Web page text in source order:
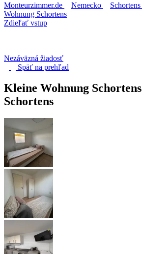
Monteurzimmer.de
Nemecko Schortens
Wohnung Schortens
Zdieľať vstup
Nezáväzná žiadosť
Späť na prehľad
Kleine Wohnung Schortens
Schortens